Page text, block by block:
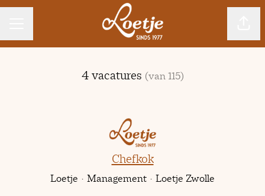
4 vacatures (van 115)
Chefkok
Loetje · Management · Loetje Zwolle